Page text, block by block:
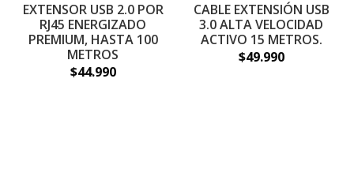
EXTENSOR USB 2.0 POR
RJ45 ENERGIZADO
PREMIUM, HASTA 100
METROS
$44.990
CABLE EXTENSIÓN USB
3.0 ALTA VELOCIDAD
ACTIVO 15 METROS.
$49.990